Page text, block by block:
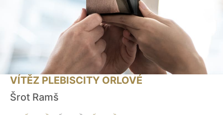
VÍTĚZ PLEBISCITY ORLOVÉ
Šrot Ramš